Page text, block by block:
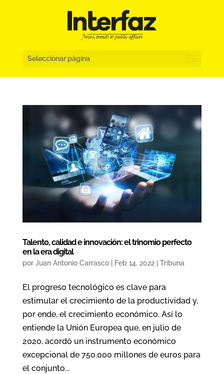
Seleccionar página
Talento, calidad e innovación: el trinomio perfecto
en la era digital
por Juan Antonio Carrasco| Feb 14, 2022| Tribuna
El progreso tecnológico es clave para
estimular el crecimiento de la productividad y,
por ende, el crecimiento económico. Así lo
entiende la Unión Europea que, en julio de
2020, acordó un instrumento económico
excepcional de 750.000 millones de euros para
el conjunto...